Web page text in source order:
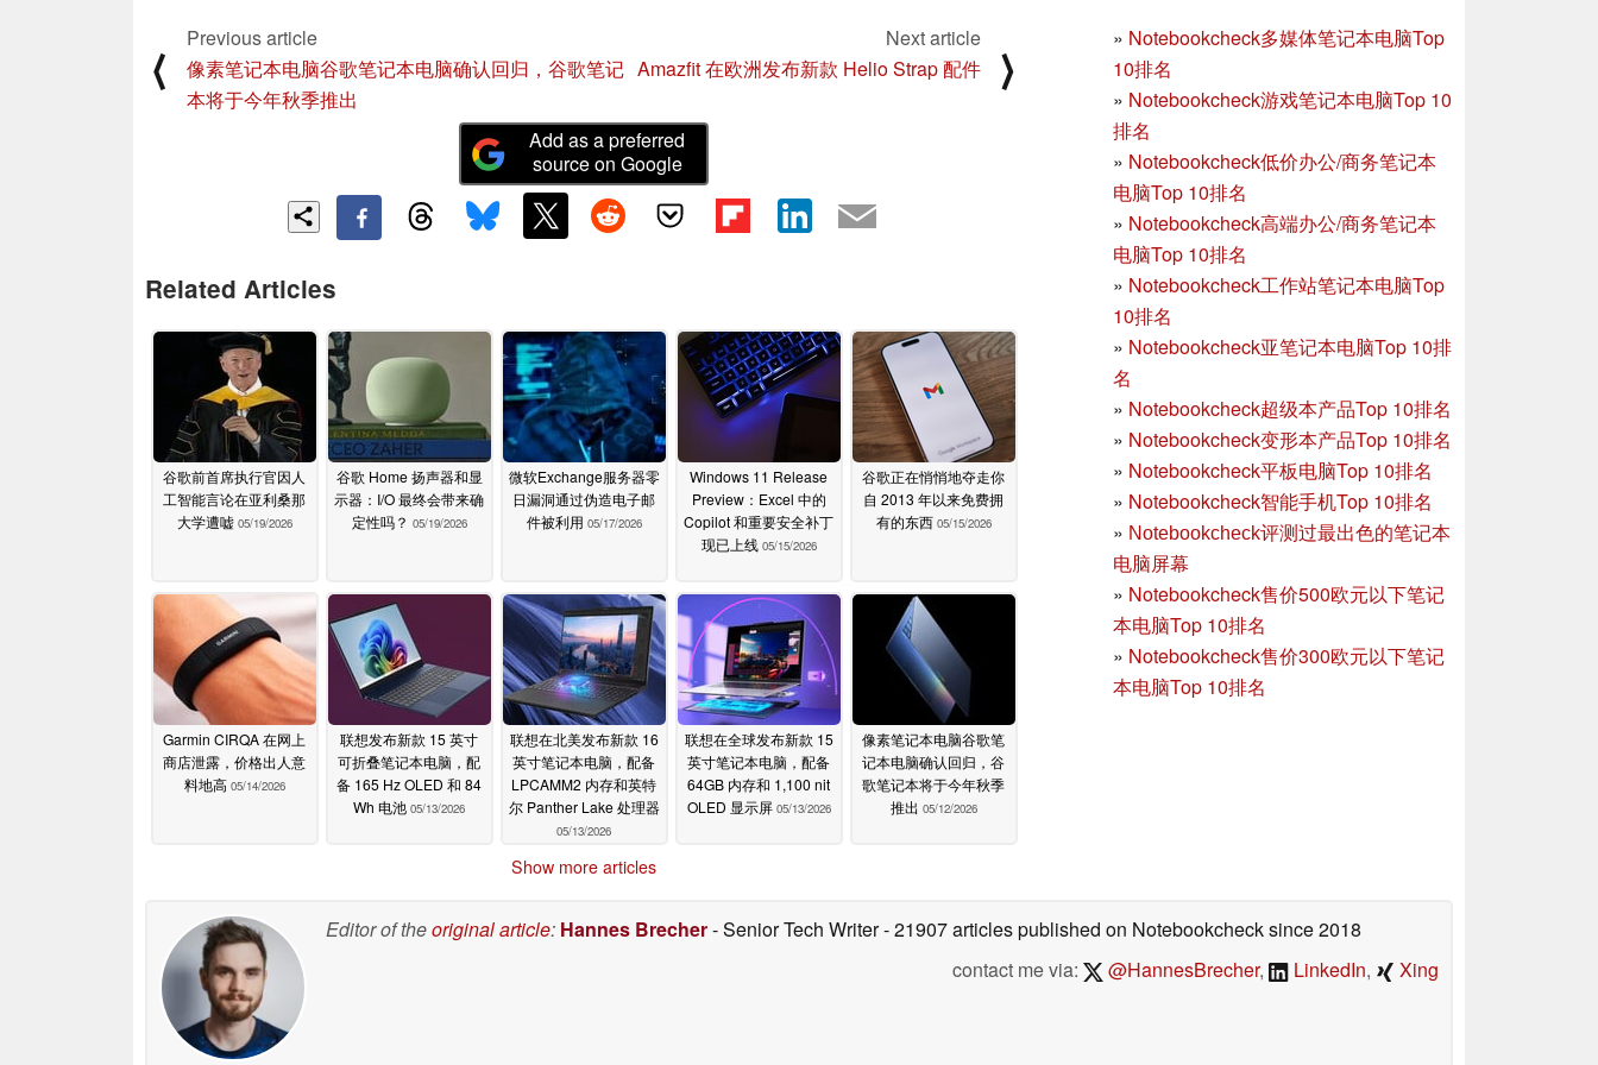
» Notebookcheck多媒体笔记本电脑Top
10排名
» Notebookcheck游戏笔记本电脑Top 10
排名
» Notebookcheck低价办公/商务笔记本
电脑Top 10排名
» Notebookcheck高端办公/商务笔记本
电脑Top 10排名
» Notebookcheck工作站笔记本电脑Top
10排名
» Notebookcheck亚笔记本电脑Top 10排
名
» Notebookcheck超级本产品Top 10排名
» Notebookcheck变形本产品Top 10排名
» Notebookcheck平板电脑Top 10排名
» Notebookcheck智能手机Top 10排名
» Notebookcheck评测过最出色的笔记本
电脑屏幕
» Notebookcheck售价500欧元以下笔记
本电脑Top 10排名
» Notebookcheck售价300欧元以下笔记
本电脑Top 10排名
⟨
Previous article
像素笔记本电脑谷歌笔记本电脑确认回归，谷歌笔记
本将于今年秋季推出
Next article
Amazfit 在欧洲发布新款 Helio Strap 配件
⟩
Add as a preferred
source on Google
Related Articles
谷歌前首席执行官因人
工智能言论在亚利桑那
大学遭嘘 05/19/2026
谷歌 Home 扬声器和显
示器：I/O 最终会带来确
定性吗？ 05/19/2026
微软Exchange服务器零
日漏洞通过伪造电子邮
件被利用 05/17/2026
Windows 11 Release
Preview：Excel 中的
Copilot 和重要安全补丁
现已上线 05/15/2026
谷歌正在悄悄地夺走你
自 2013 年以来免费拥
有的东西 05/15/2026
Garmin CIRQA 在网上
商店泄露，价格出人意
料地高 05/14/2026
联想发布新款 15 英寸
可折叠笔记本电脑，配
备 165 Hz OLED 和 84
Wh 电池 05/13/2026
联想在北美发布新款 16
英寸笔记本电脑，配备
LPCAMM2 内存和英特
尔 Panther Lake 处理器
05/13/2026
联想在全球发布新款 15
英寸笔记本电脑，配备
64GB 内存和 1,100 nit
OLED 显示屏 05/13/2026
像素笔记本电脑谷歌笔
记本电脑确认回归，谷
歌笔记本将于今年秋季
推出 05/12/2026
Show more articles
Editor of theoriginal article: Hannes Brecher- Senior Tech Writer- 21907 articles published on Notebookchecksince 2018
contact me via:
@HannesBrecher, LinkedIn, Xing